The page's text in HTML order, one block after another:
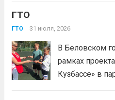
«Авангарда»
праздником
друга, юноши
отличные
ГТО
ГТО 31 июля, 2026
В Беловском
рамках
Кузбассе» в